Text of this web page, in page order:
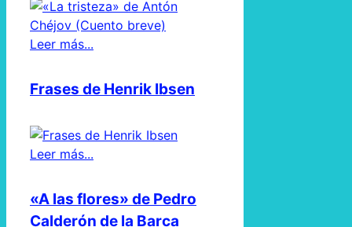
Leer más...
Frases de Henrik Ibsen
Leer más...
«A las flores» de Pedro
Calderón de la Barca